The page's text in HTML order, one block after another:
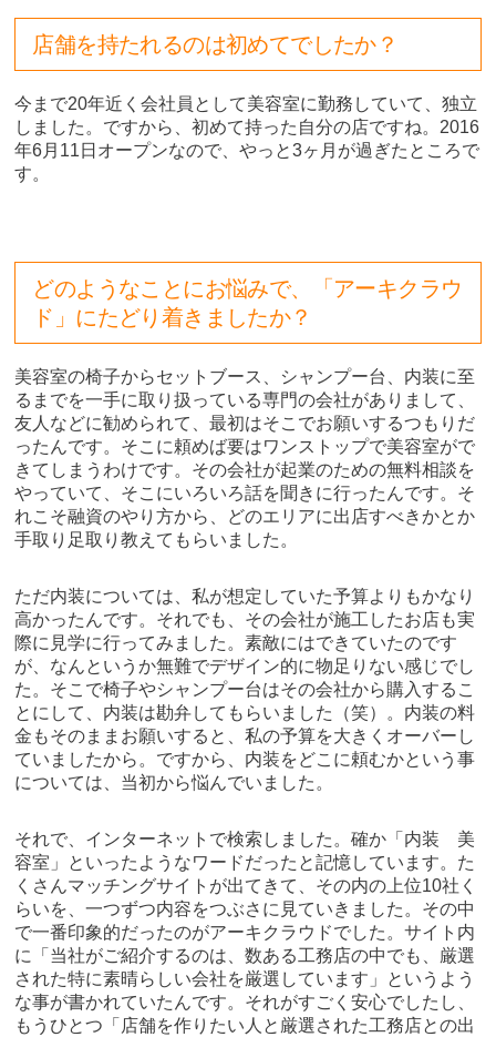
店舗を持たれるのは初めてでしたか？
今まで20年近く会社員として美容室に勤務していて、独立
しました。ですから、初めて持った自分の店ですね。2016
年6月11日オープンなので、やっと3ヶ月が過ぎたところで
す。
どのようなことにお悩みで、「アーキクラウ
ド」にたどり着きましたか？
美容室の椅子からセットブース、シャンプー台、内装に至
るまでを一手に取り扱っている専門の会社がありまして、
友人などに勧められて、最初はそこでお願いするつもりだ
ったんです。そこに頼めば要はワンストップで美容室がで
きてしまうわけです。その会社が起業のための無料相談を
やっていて、そこにいろいろ話を聞きに行ったんです。そ
れこそ融資のやり方から、どのエリアに出店すべきかとか
手取り足取り教えてもらいました。
ただ内装については、私が想定していた予算よりもかなり
高かったんです。それでも、その会社が施工したお店も実
際に見学に行ってみました。素敵にはできていたのです
が、なんというか無難でデザイン的に物足りない感じでし
た。そこで椅子やシャンプー台はその会社から購入するこ
とにして、内装は勘弁してもらいました（笑）。内装の料
金もそのままお願いすると、私の予算を大きくオーバーし
ていましたから。ですから、内装をどこに頼むかという事
については、当初から悩んでいました。
それで、インターネットで検索しました。確か「内装 美
容室」といったようなワードだったと記憶しています。た
くさんマッチングサイトが出てきて、その内の上位10社く
らいを、一つずつ内容をつぶさに見ていきました。その中
で一番印象的だったのがアーキクラウドでした。サイト内
に「当社がご紹介するのは、数ある工務店の中でも、厳選
された特に素晴らしい会社を厳選しています」というよう
な事が書かれていたんです。それがすごく安心でしたし、
もうひとつ「店舗を作りたい人と厳選された工務店との出